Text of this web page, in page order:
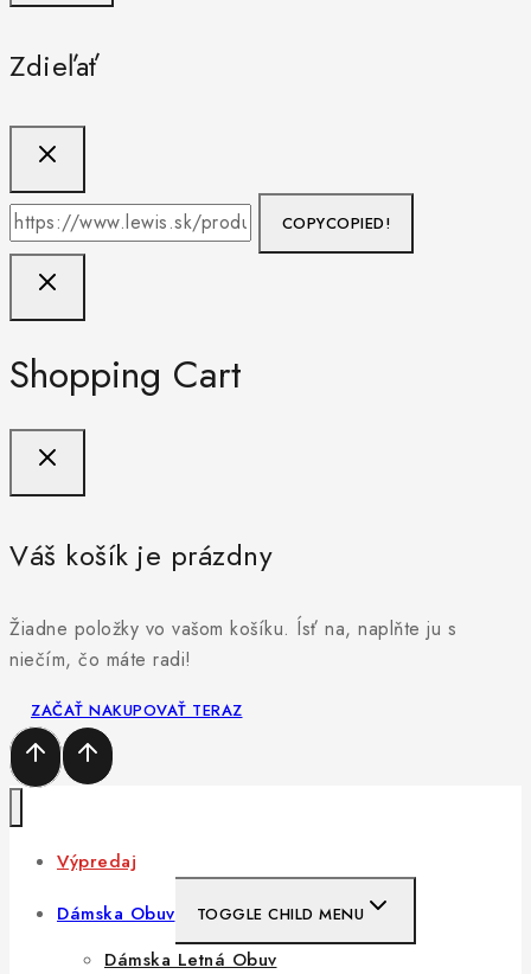
Zdieľať
COPYCOPIED!
Shopping Cart
Váš košík je prázdny
Žiadne položky vo vašom košíku. Ísť na, naplňte ju s
niečím, čo máte radi!
ZAČAŤ NAKUPOVAŤ TERAZ
Výpredaj
Dámska Obuv
TOGGLE CHILD MENU
Dámska Letná Obuv